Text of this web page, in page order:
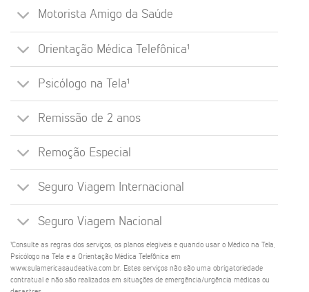
Motorista Amigo da Saúde
Orientação Médica Telefônica¹
Psicólogo na Tela¹
Remissão de 2 anos
Remoção Especial
Seguro Viagem Internacional
Seguro Viagem Nacional
¹Consulte as regras dos serviços, os planos elegíveis e quando usar o Médico na Tela,
Psicólogo na Tela e a Orientação Médica Telefônica em
www.sulamericasaudeativa.com.br. Estes serviços não são uma obrigatoriedade
contratual e não são realizados em situações de emergência/urgência médicas ou